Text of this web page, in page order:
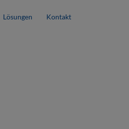
Lösungen Kontakt